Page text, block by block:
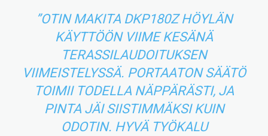
”OTIN MAKITA DKP180Z HÖYLÄN
KÄYTTÖÖN VIIME KESÄNÄ
TERASSILAUDOITUKSEN
VIIMEISTELYSSÄ. PORTAATON SÄÄTÖ
TOIMII TODELLA NÄPPÄRÄSTI, JA
PINTA JÄI SIISTIMMÄKSI KUIN
ODOTIN. HYVÄ TYÖKALU